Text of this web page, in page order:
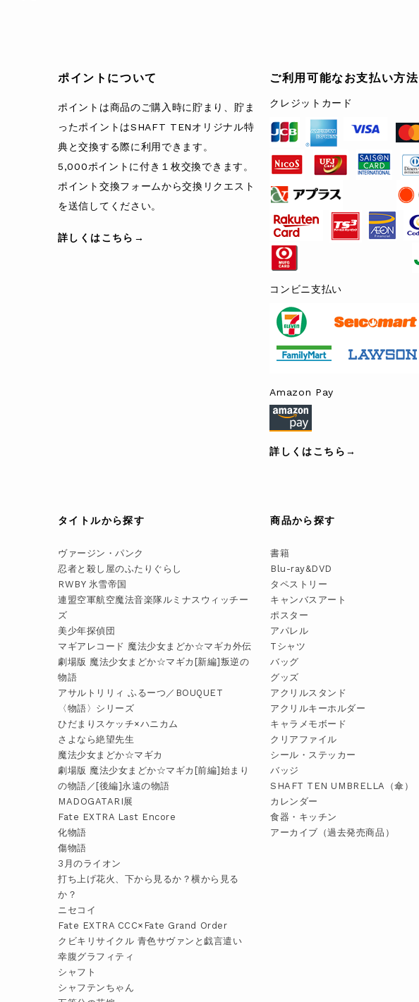
ポイントについて
ポイントは商品のご購入時に貯まり、貯ま
ったポイントはSHAFT TENオリジナル特
典と交換する際に利用できます。
5,000ポイントに付き１枚交換できます。
ポイント交換フォームから交換リクエスト
を送信してください。
詳しくはこちら→
ご利用可能なお支払い方法
クレジットカード
コンビニ支払い
Amazon Pay
詳しくはこちら→
タイトルから探す
ヴァージン・パンク
忍者と殺し屋のふたりぐらし
RWBY 氷雪帝国
連盟空軍航空魔法音楽隊ルミナスウィッチー
ズ
美少年探偵団
マギアレコード 魔法少女まどか☆マギカ外伝
劇場版 魔法少女まどか☆マギカ[新編]叛逆の
物語
アサルトリリィ ふるーつ／BOUQUET
〈物語〉シリーズ
ひだまりスケッチ×ハニカム
さよなら絶望先生
魔法少女まどか☆マギカ
劇場版 魔法少女まどか☆マギカ[前編]始まり
の物語／[後編]永遠の物語
MADOGATARI展
Fate EXTRA Last Encore
化物語
傷物語
3月のライオン
打ち上げ花火、下から見るか？横から見る
か？
ニセコイ
Fate EXTRA CCC×Fate Grand Order
クビキリサイクル 青色サヴァンと戯言遣い
幸腹グラフィティ
シャフト
シャフテンちゃん
商品から探す
書籍
Blu-ray&DVD
タペストリー
キャンバスアート
ポスター
アパレル
Tシャツ
バッグ
グッズ
アクリルスタンド
アクリルキーホルダー
キャラメモボード
クリアファイル
シール・ステッカー
バッジ
SHAFT TEN UMBRELLA（傘）
カレンダー
食器・キッチン
アーカイブ（過去発売商品）